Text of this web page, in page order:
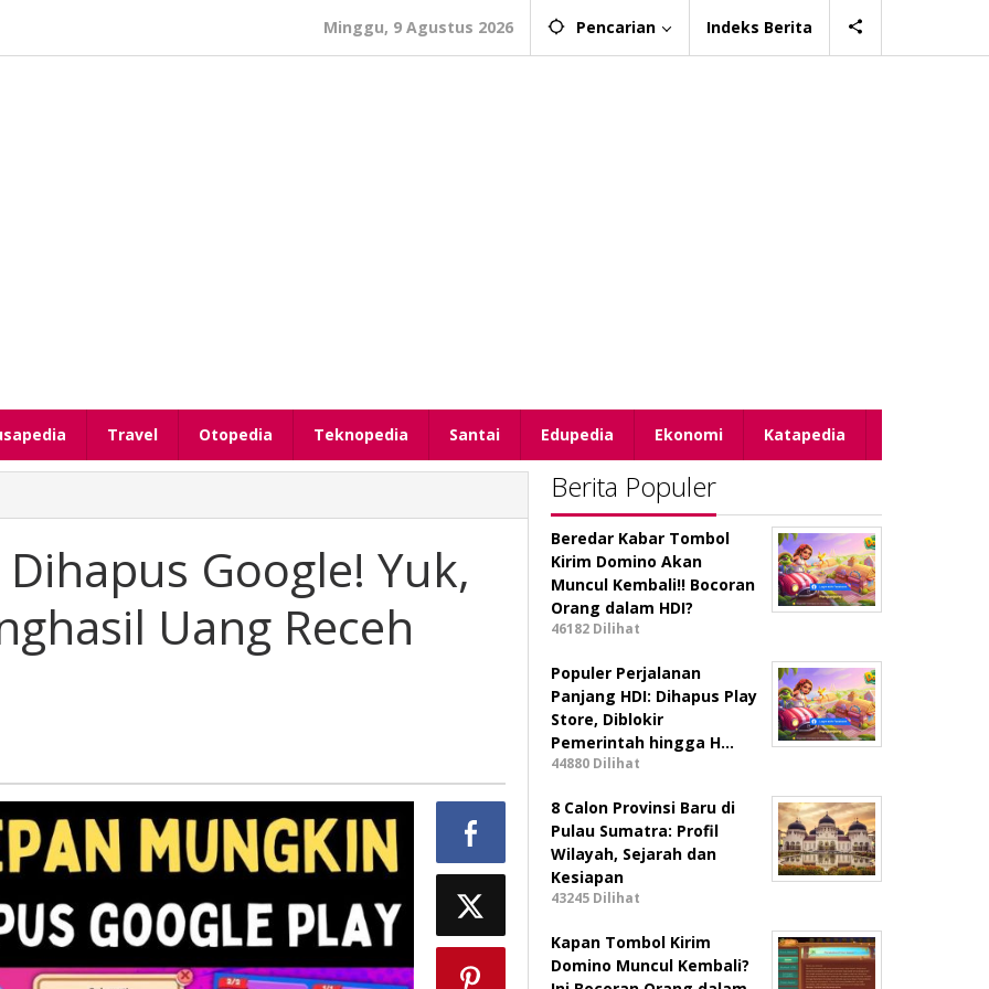
Minggu, 9 Agustus 2026 Pencarian Indeks Berita
Travel Otopedia Teknopedia Santai Edupedia Ekonomi Katapedia
Google! Yuk,
Uang Receh
Berita Populer
Beredar Kabar Tombol
Kirim Domino Akan
Muncul Kembali!! Bocoran
Orang dalam HDI?
46182 Dilihat
Populer Perjalanan
Panjang HDI: Dihapus Play
Store, Diblokir
Pemerintah hingga H…
44880 Dilihat
8 Calon Provinsi Baru di
Pulau Sumatra: Profil
Wilayah, Sejarah dan
Kesiapan
43245 Dilihat
Kapan Tombol Kirim
Domino Muncul Kembali?